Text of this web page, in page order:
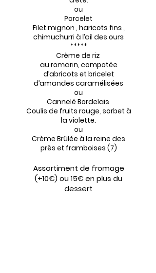
ou
Porcelet
Filet mignon , haricots fins ,
chimuchurri à l’ail des ours
*****
Crème de riz
au romarin, compotée
d’abricots et bricelet
d’amandes caramélisées
ou
Cannelé Bordelais
Coulis de fruits rouge, sorbet à
la violette.
ou
Crème Brûlée à la reine des
près et framboises (7)
Assortiment de fromage
(+10€) ou 15€ en plus du
dessert